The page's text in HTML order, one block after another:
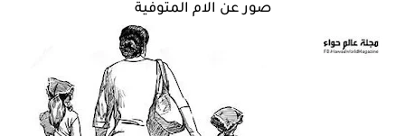
صور عن الام المتوفية